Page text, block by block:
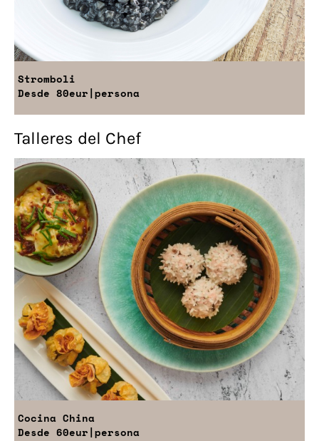
Stromboli
Desde 80eur|persona
Talleres del Chef
Cocina China
Desde 60eur|persona